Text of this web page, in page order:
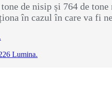
de nisip și 764 de
în cazul în care va fi
Lumina.